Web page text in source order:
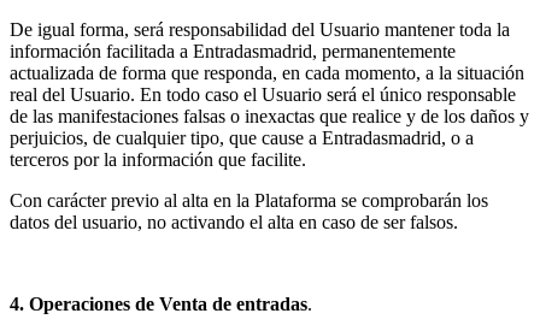
De igual forma, será responsabilidad del Usuario mantener toda la
información facilitada a Entradasmadrid, permanentemente
actualizada de forma que responda, en cada momento, a la situación
real del Usuario. En todo caso el Usuario será el único responsable
de las manifestaciones falsas o inexactas que realice y de los daños y
perjuicios, de cualquier tipo, que cause a Entradasmadrid, o a
terceros por la información que facilite.
Con carácter previo al alta en la Plataforma se comprobarán los
datos del usuario, no activando el alta en caso de ser falsos.
4. Operaciones de Venta de entradas.